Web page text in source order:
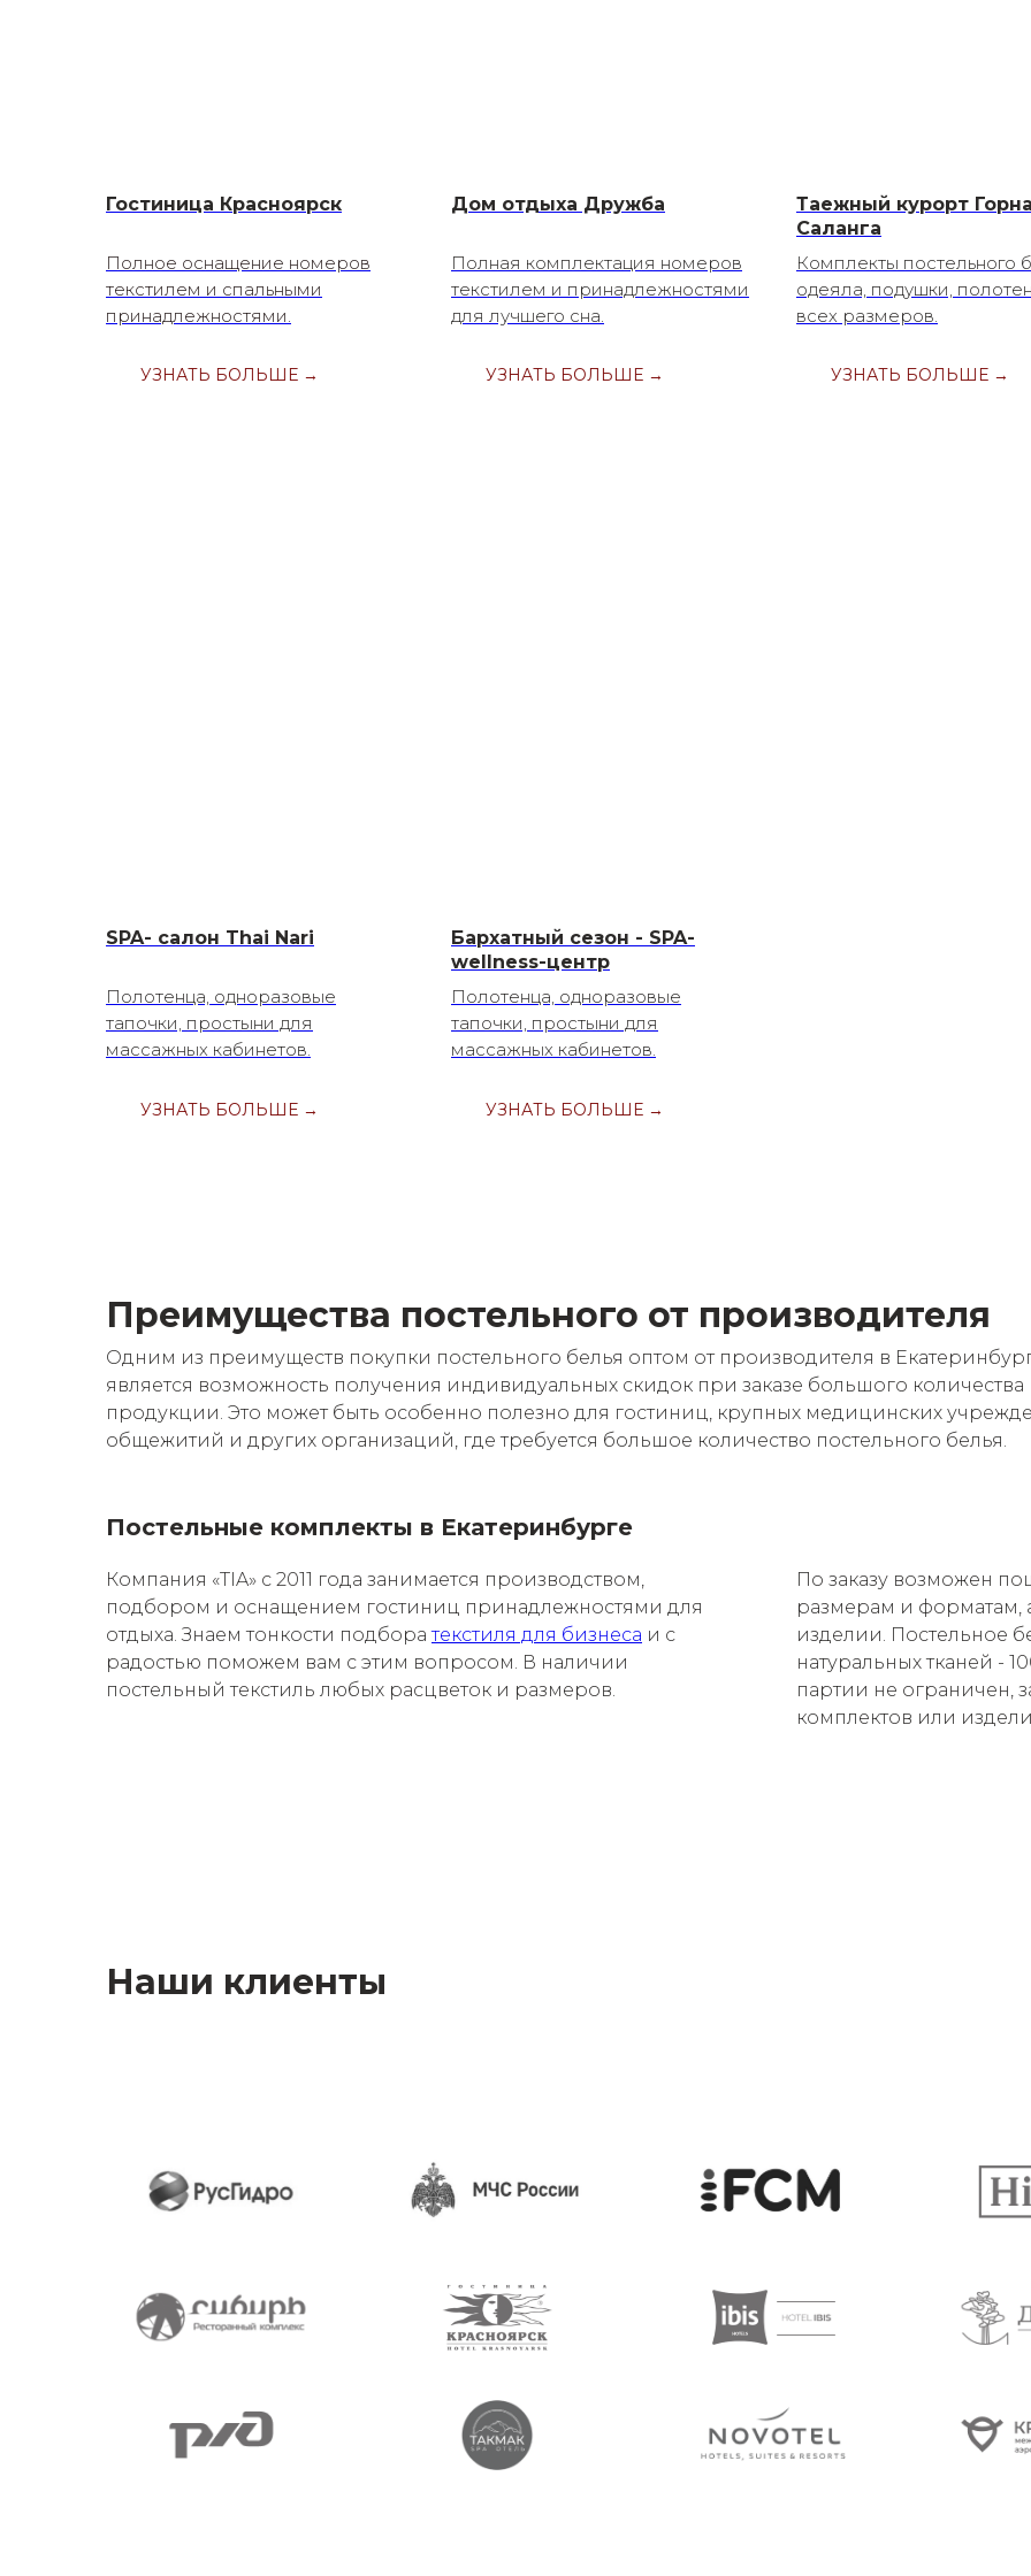
Гостиница Красноярск
Полное оснащение номеров
текстилем и спальными
принадлежностями.
УЗНАТЬ БОЛЬШЕ →
Дом отдыха Дружба
Полная комплектация номеров
текстилем и принадлежностями
для лучшего сна.
УЗНАТЬ БОЛЬШЕ →
Таежный курорт
Саланга
Комплекты постельного
одеяла, подушки,
всех размеров.
УЗНАТЬ БОЛЬШЕ →
SPA- салон Thai Nari
Полотенца, одноразовые
тапочки, простыни для
массажных кабинетов.
УЗНАТЬ БОЛЬШЕ →
Бархатный сезон - SPA-
wellness-центр
Полотенца, одноразовые
тапочки, простыни для
массажных кабинетов.
УЗНАТЬ БОЛЬШЕ →
Преимущества постельного от производителя
Одним из преимуществ покупки постельного белья оптом от производителя в
является возможность получения индивидуальных скидок при заказе большого количества
продукции. Это может быть особенно полезно для гостиниц, крупных медицинских
общежитий и других организаций, где требуется большое количество постельного белья.
Постельные комплекты в Екатеринбурге
Компания «TIA» с 2011 года занимается производством,
подбором и оснащением гостиниц принадлежностями для
отдыха. Знаем тонкости подборатекстиля для бизнеса и с
радостью поможем вам с этим вопросом. В наличии
постельный текстиль любых расцветок и размеров.
По заказу возможен
размерам и форматам,
изделии. Постельное
натуральных тканей -
партии не ограничен,
комплектов или
Наши клиенты